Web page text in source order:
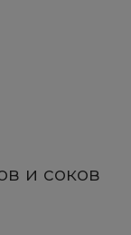
и соков